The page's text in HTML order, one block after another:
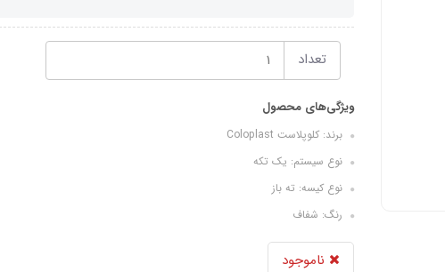
تعداد
ویژگی‌های محصول
برند: کلوپلاست Coloplast
نوع سیستم: یک تکه
نوع کیسه: ته باز
رنگ: شفاف
ناموجود